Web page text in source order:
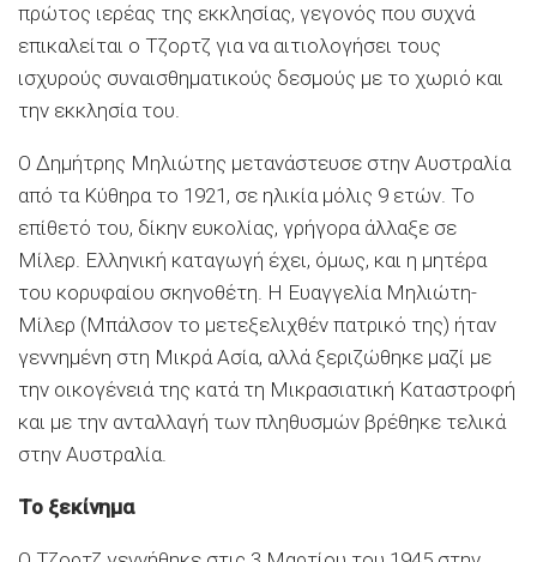
πρώτος ιερέας της εκκλησίας, γεγονός που συχνά
επικαλείται ο Τζορτζ για να αιτιολογήσει τους
ισχυρούς συναισθηματικούς δεσμούς με το χωριό και
την εκκλησία του.
Ο Δημήτρης Μηλιώτης μετανάστευσε στην Αυστραλία
από τα Κύθηρα το 1921, σε ηλικία μόλις 9 ετών. Το
επίθετό του, δίκην ευκολίας, γρήγορα άλλαξε σε
Μίλερ. Ελληνική καταγωγή έχει, όμως, και η μητέρα
του κορυφαίου σκηνοθέτη. Η Ευαγγελία Μηλιώτη-
Μίλερ (Μπάλσον το μετεξελιχθέν πατρικό της) ήταν
γεννημένη στη Μικρά Ασία, αλλά ξεριζώθηκε μαζί με
την οικογένειά της κατά τη Μικρασιατική Καταστροφή
και με την ανταλλαγή των πληθυσμών βρέθηκε τελικά
στην Αυστραλία.
Το ξεκίνημα